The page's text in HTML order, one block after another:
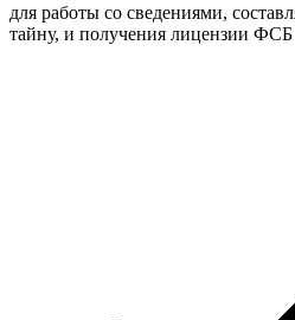
для работы со сведениями,
тайну, и получения лицензии ФСБ